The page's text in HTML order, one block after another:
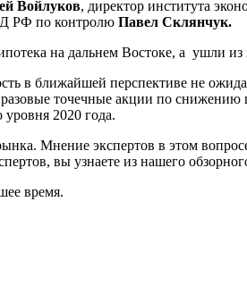
Войлуков, директор института
РФ по контролю Павел Склянчук.
на дальнем Востоке, а ушли
в ближайшей перспективе не
точечные акции по
2020 года.
Мнение экспертов в этом
вы узнаете из нашего
время.